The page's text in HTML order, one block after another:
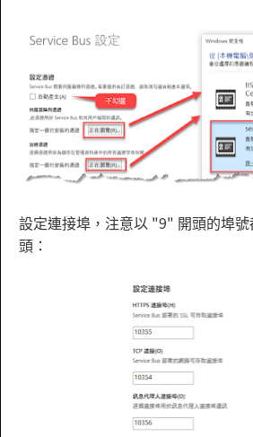
設定連接埠，注意以 "9" 開頭的埠
頭：